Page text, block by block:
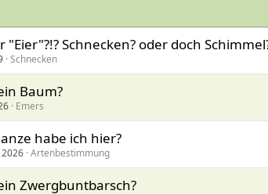
"Eier"?!? Schnecken? oder doch
Schnecken
Baum?
Emers
habe ich hier?
Artenbestimmung
Zwergbuntbarsch?